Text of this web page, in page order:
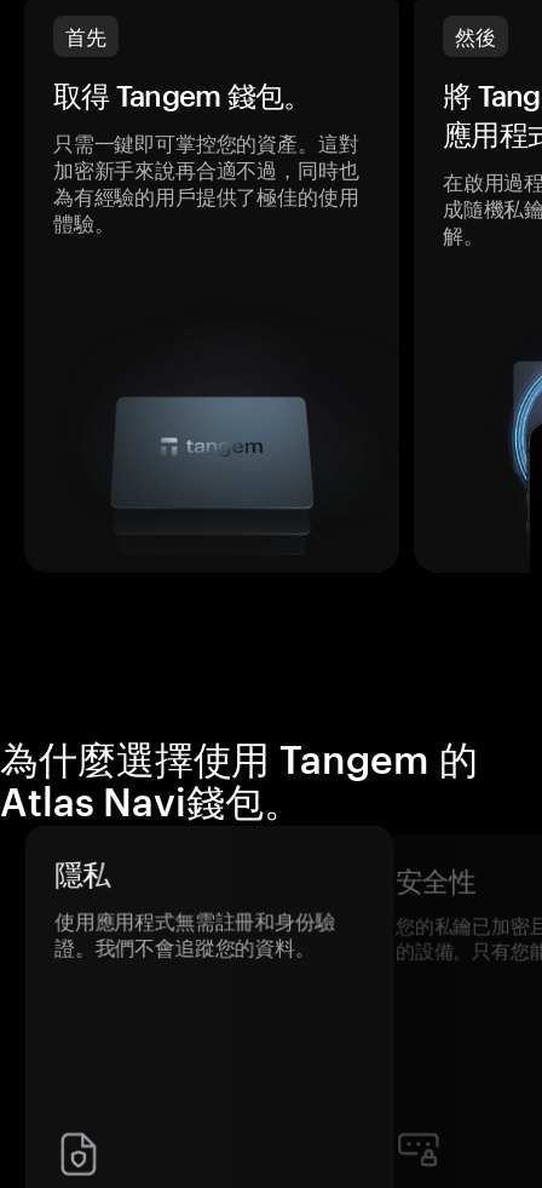
首先
取得 Tangem 錢包。
只需一鍵即可掌控您的資產。這對
加密新手來說再合適不過，同時也
為有經驗的用戶提供了極佳的使用
體驗。
然後
將
應用程
在啟用過
成隨機私
解。
為什麼選擇使用 Tangem 的
Atlas Navi錢包。
隱私
使用應用程式無需註冊和身份驗
證。我們不會追蹤您的資料。
安全性
您的私鑰已加密
的設備。只有您